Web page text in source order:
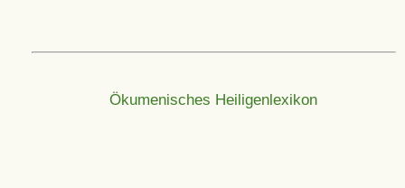
Ökumenisches Heiligenlexikon